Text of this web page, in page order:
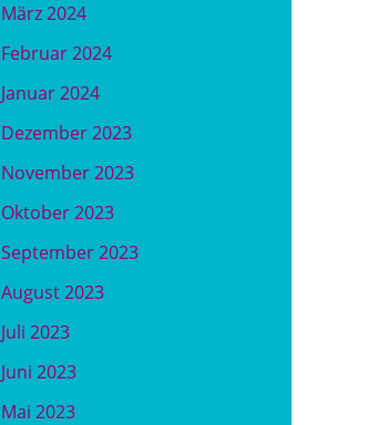
März 2024
Februar 2024
Januar 2024
Dezember 2023
November 2023
Oktober 2023
September 2023
August 2023
Juli 2023
Juni 2023
Mai 2023